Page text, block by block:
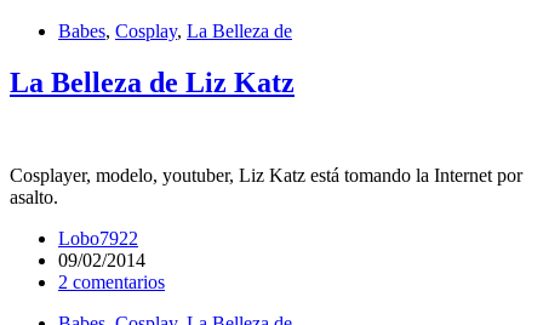
Babes, Cosplay, La Belleza de
La Belleza de Liz Katz
Cosplayer, modelo, youtuber, Liz Katz está tomando la Internet por
asalto.
Lobo7922
09/02/2014
2 comentarios